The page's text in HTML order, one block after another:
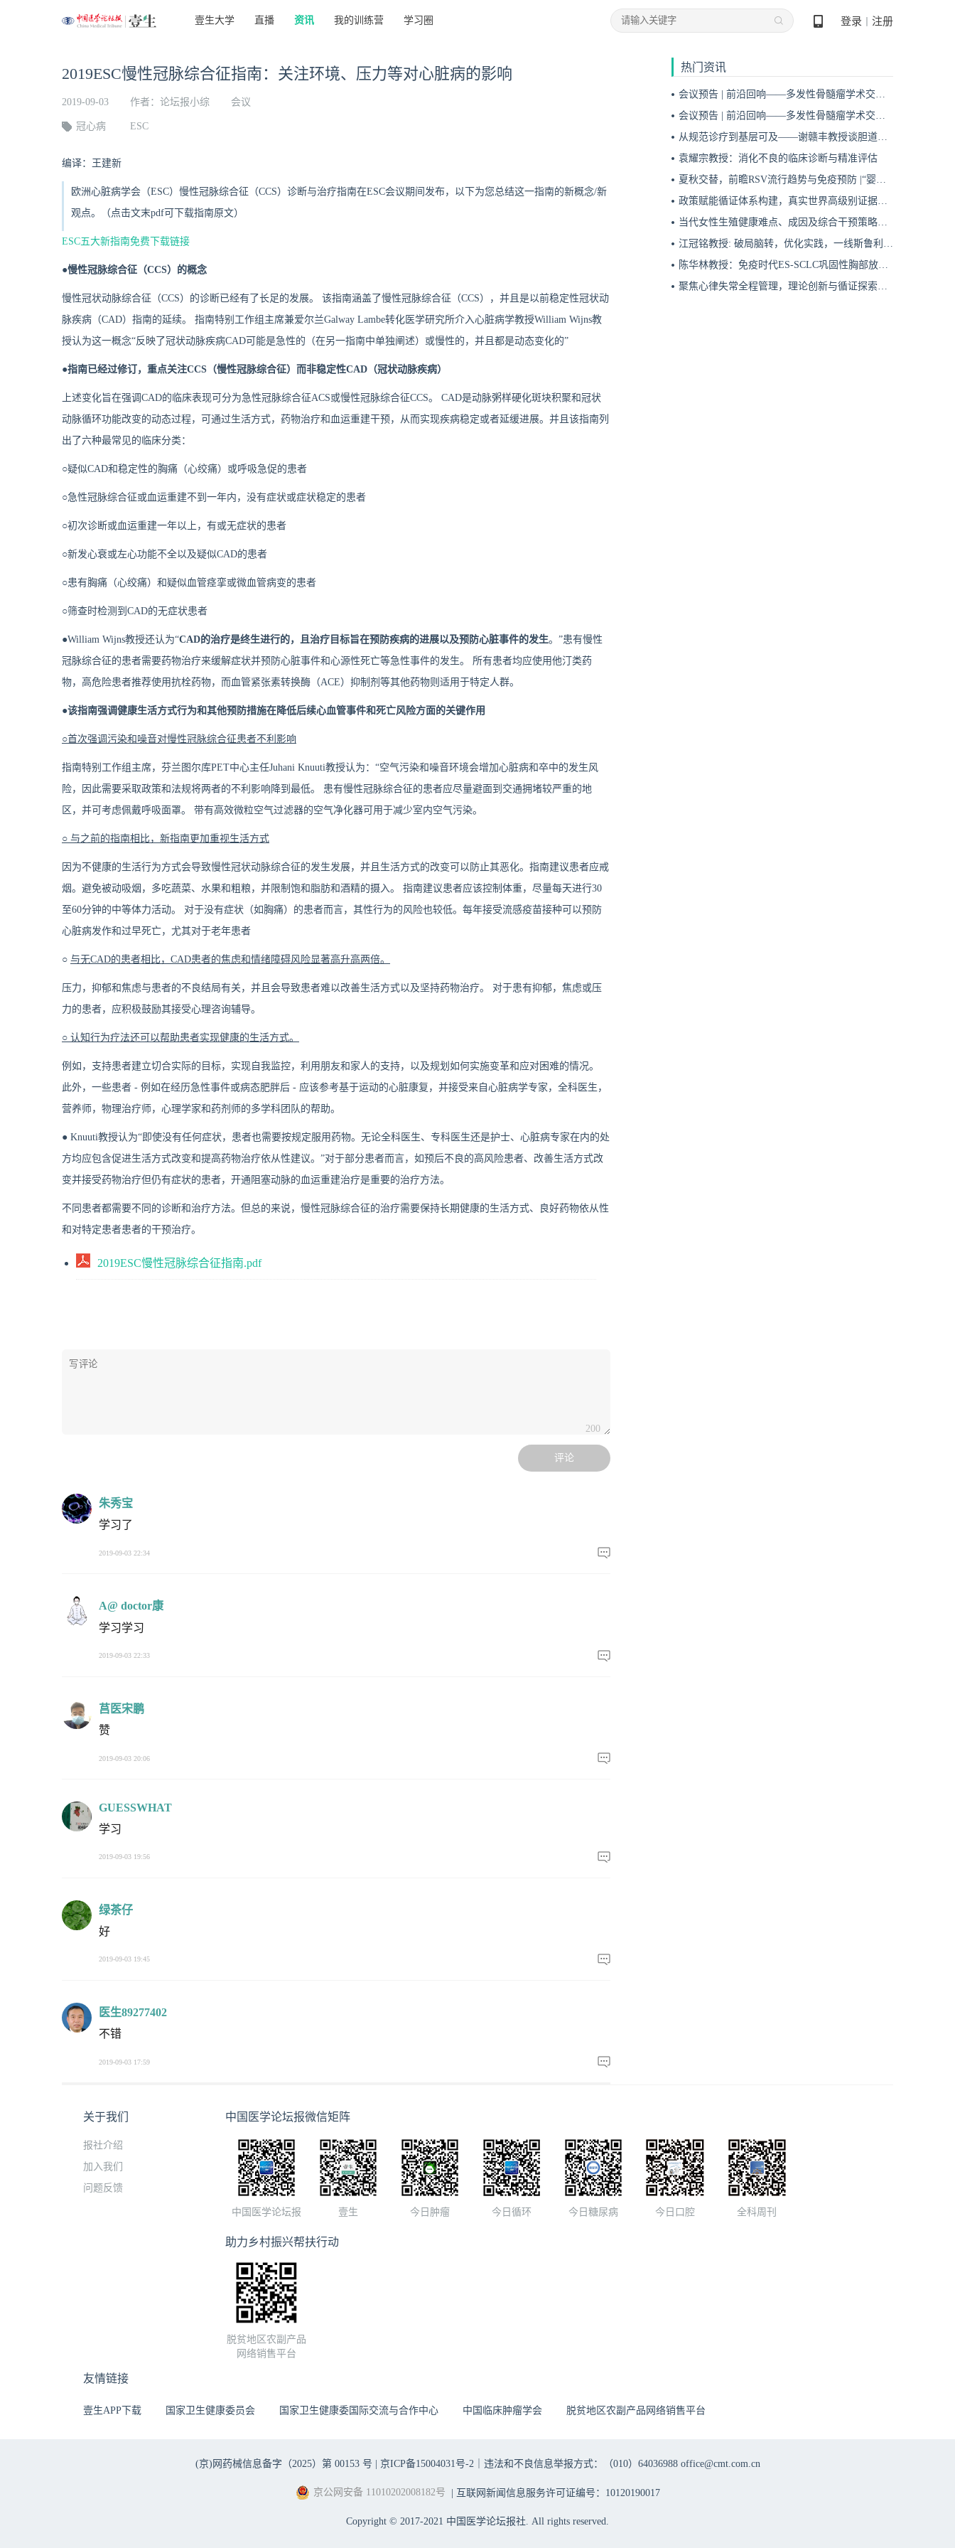
壹生大学 直播 资讯 我的训练营 学习圈 登录 注册
2019ESC慢性冠脉综合征指南：关注环境、压力等对心脏病的影响
2019-09-03 作者：论坛报小综 会议
冠心病 ESC
编译：王建新
欧洲心脏病学会（ESC）慢性冠脉综合征（CCS）诊断与治疗指南在ESC会议期间发布，以下为您总结这一指南的新概念/新
观点。（点击文末pdf可下载指南原文）
ESC五大新指南免费下载链接
●慢性冠脉综合征（CCS）的概念
慢性冠状动脉综合征（CCS）的诊断已经有了长足的发展。 该指南涵盖了慢性冠脉综合征（CCS），并且是以前稳定性冠状动
脉疾病（CAD）指南的延续。 指南特别工作组主席兼爱尔兰Galway Lambe转化医学研究所介入心脏病学教授William Wijns教
授认为这一概念“反映了冠状动脉疾病CAD可能是急性的（在另一指南中单独阐述）或慢性的，并且都是动态变化的”
●指南已经过修订，重点关注CCS（慢性冠脉综合征）而非稳定性CAD（冠状动脉疾病）
上述变化旨在强调CAD的临床表现可分为急性冠脉综合征ACS或慢性冠脉综合征CCS。 CAD是动脉粥样硬化斑块积聚和冠状
动脉循环功能改变的动态过程，可通过生活方式，药物治疗和血运重建干预，从而实现疾病稳定或者延缓进展。并且该指南列
出了六种最常见的临床分类：
○疑似CAD和稳定性的胸痛（心绞痛）或呼吸急促的患者
○急性冠脉综合征或血运重建不到一年内，没有症状或症状稳定的患者
○初次诊断或血运重建一年以上，有或无症状的患者
○新发心衰或左心功能不全以及疑似CAD的患者
○患有胸痛（心绞痛）和疑似血管痉挛或微血管病变的患者
○筛查时检测到CAD的无症状患者
●William Wijns教授还认为“CAD的治疗是终生进行的，且治疗目标旨在预防疾病的进展以及预防心脏事件的发生。”患有慢性
冠脉综合征的患者需要药物治疗来缓解症状并预防心脏事件和心源性死亡等急性事件的发生。 所有患者均应使用他汀类药
物，高危险患者推荐使用抗栓药物，而血管紧张素转换酶（ACE）抑制剂等其他药物则适用于特定人群。
●该指南强调健康生活方式行为和其他预防措施在降低后续心血管事件和死亡风险方面的关键作用
○首次强调污染和噪音对慢性冠脉综合征患者不利影响
指南特别工作组主席，芬兰图尔库PET中心主任Juhani Knuuti教授认为：“空气污染和噪音环境会增加心脏病和卒中的发生风
险，因此需要采取政策和法规将两者的不利影响降到最低。 患有慢性冠脉综合征的患者应尽量避面到交通拥堵较严重的地
区，并可考虑佩戴呼吸面罩。 带有高效微粒空气过滤器的空气净化器可用于减少室内空气污染。
○ 与之前的指南相比，新指南更加重视生活方式
因为不健康的生活行为方式会导致慢性冠状动脉综合征的发生发展，并且生活方式的改变可以防止其恶化。指南建议患者应戒
烟。避免被动吸烟，多吃蔬菜、水果和粗粮，并限制饱和脂肪和酒精的摄入。 指南建议患者应该控制体重，尽量每天进行30
至60分钟的中等体力活动。 对于没有症状（如胸痛）的患者而言，其性行为的风险也较低。每年接受流感疫苗接种可以预防
心脏病发作和过早死亡，尤其对于老年患者
○ 与无CAD的患者相比，CAD患者的焦虑和情绪障碍风险显著高升高两倍。
压力，抑郁和焦虑与患者的不良结局有关，并且会导致患者难以改善生活方式以及坚持药物治疗。 对于患有抑郁，焦虑或压
力的患者，应积极鼓励其接受心理咨询辅导。
○ 认知行为疗法还可以帮助患者实现健康的生活方式。
例如，支持患者建立切合实际的目标，实现自我监控，利用朋友和家人的支持，以及规划如何实施变革和应对困难的情况。
此外，一些患者 - 例如在经历急性事件或病态肥胖后 - 应该参考基于运动的心脏康复，并接受来自心脏病学专家，全科医生，
营养师，物理治疗师，心理学家和药剂师的多学科团队的帮助。
● Knuuti教授认为“即使没有任何症状，患者也需要按规定服用药物。无论全科医生、专科医生还是护士、心脏病专家在内的处
方均应包含促进生活方式改变和提高药物治疗依从性建议。”对于部分患者而言，如预后不良的高风险患者、改善生活方式改
变并接受药物治疗但仍有症状的患者，开通阻塞动脉的血运重建治疗是重要的治疗方法。
不同患者都需要不同的诊断和治疗方法。但总的来说，慢性冠脉综合征的治疗需要保持长期健康的生活方式、良好药物依从性
和对特定患者患者的干预治疗。
2019ESC慢性冠脉综合征指南.pdf
200
评论
朱秀宝
学习了
2019-09-03 22:34
A@ doctor康
学习学习
2019-09-03 22:33
莒医宋鹏
赞
2019-09-03 20:06
GUESSWHAT
学习
2019-09-03 19:56
绿茶仔
好
2019-09-03 19:45
医生89277402
不错
2019-09-03 17:59
热门资讯
会议预告 | 前沿回响——多发性骨髓瘤学术交流会第十九期即将启幕！
会议预告 | 前沿回响——多发性骨髓瘤学术交流会第十八期即将启幕！
从规范诊疗到基层可及——谢赣丰教授谈胆道肿瘤防治的本土化实践之路
袁耀宗教授：消化不良的临床诊断与精准评估
夏秋交替，前瞻RSV流行趋势与免疫预防 |“婴儿RSV预防圆桌派”专题访谈
政策赋能循证体系构建，真实世界高级别证据夯实斯鲁利单抗一线治疗广泛期小细胞肺癌临床地位
当代女性生殖健康难点、成因及综合干预策略——魏晗
江冠铭教授: 破局脑转，优化实践，一线斯鲁利单抗联合化疗为小细胞肺癌脑转移患者带来颅内与全身双重获益
陈华林教授：免疫时代ES-SCLC巩固性胸部放疗再添真实世界循证依据——cTRT可独立改善患者生存获益
聚焦心律失常全程管理，理论创新与循证探索共筑诊疗新格局
关于我们
报社介绍
加入我们
问题反馈
中国医学论坛报微信矩阵
中国医学论坛报 壹生 今日肿瘤 今日循环 今日糖尿病 今日口腔 全科周刊
助力乡村振兴帮扶行动
脱贫地区农副产品
网络销售平台
友情链接
壹生APP下载 国家卫生健康委员会 国家卫生健康委国际交流与合作中心 中国临床肿瘤学会 脱贫地区农副产品网络销售平台
(京)网药械信息备字（2025）第 00153 号 | 京ICP备15004031号-2｜违法和不良信息举报方式：（010）64036988 office@cmt.com.cn
京公网安备 11010202008182号 | 互联网新闻信息服务许可证编号：10120190017
Copyright © 2017-2021 中国医学论坛报社. All rights reserved.